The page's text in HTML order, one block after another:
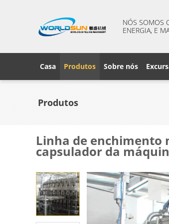
NÓS SOMOS
ENERGIA, E
Casa Produtos Sobre nós
Produtos
Linha de enchimento
capsulador da